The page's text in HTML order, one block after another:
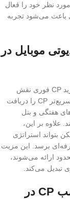
نظر خود را فعال
باعث می‌شود تجربه
موبایل در
زمان در بازی‌های آنلاین همانند مهارت اهمیت دارد و خرید CP فوری نقش
کلیدی در کسب برتری رقابتی ایفا می‌کند. بازیکنی که سریع‌تر CP را دریافت
هفتگی و بتل
علاوه بر این،
بتواند استراتژی
برسد. این مزیت
ارائه می‌شوند،
تبدیل می‌کند.
روش‌های قانونی و رایگان برای کسب CP در